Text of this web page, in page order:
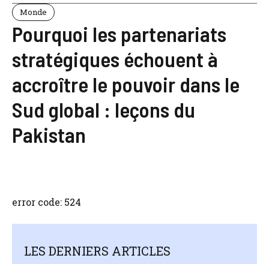
Monde
Pourquoi les partenariats
stratégiques échouent à
accroître le pouvoir dans le
Sud global : leçons du
Pakistan
error code: 524
LES DERNIERS ARTICLES